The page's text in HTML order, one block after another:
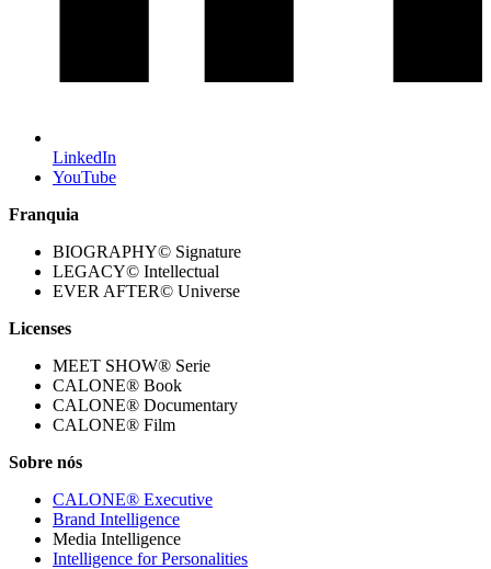
LinkedIn
YouTube
Franquia
BIOGRAPHY© Signature
LEGACY© Intellectual
EVER AFTER© Universe
Licenses
MEET SHOW® Serie
CALONE® Book
CALONE® Documentary
CALONE® Film
Sobre nós
CALONE® Executive
Brand Intelligence
Media Intelligence
Intelligence for Personalities